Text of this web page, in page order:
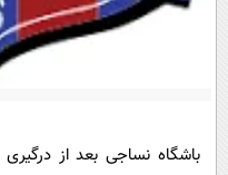
باشگاه نساجی بعد از درگیری